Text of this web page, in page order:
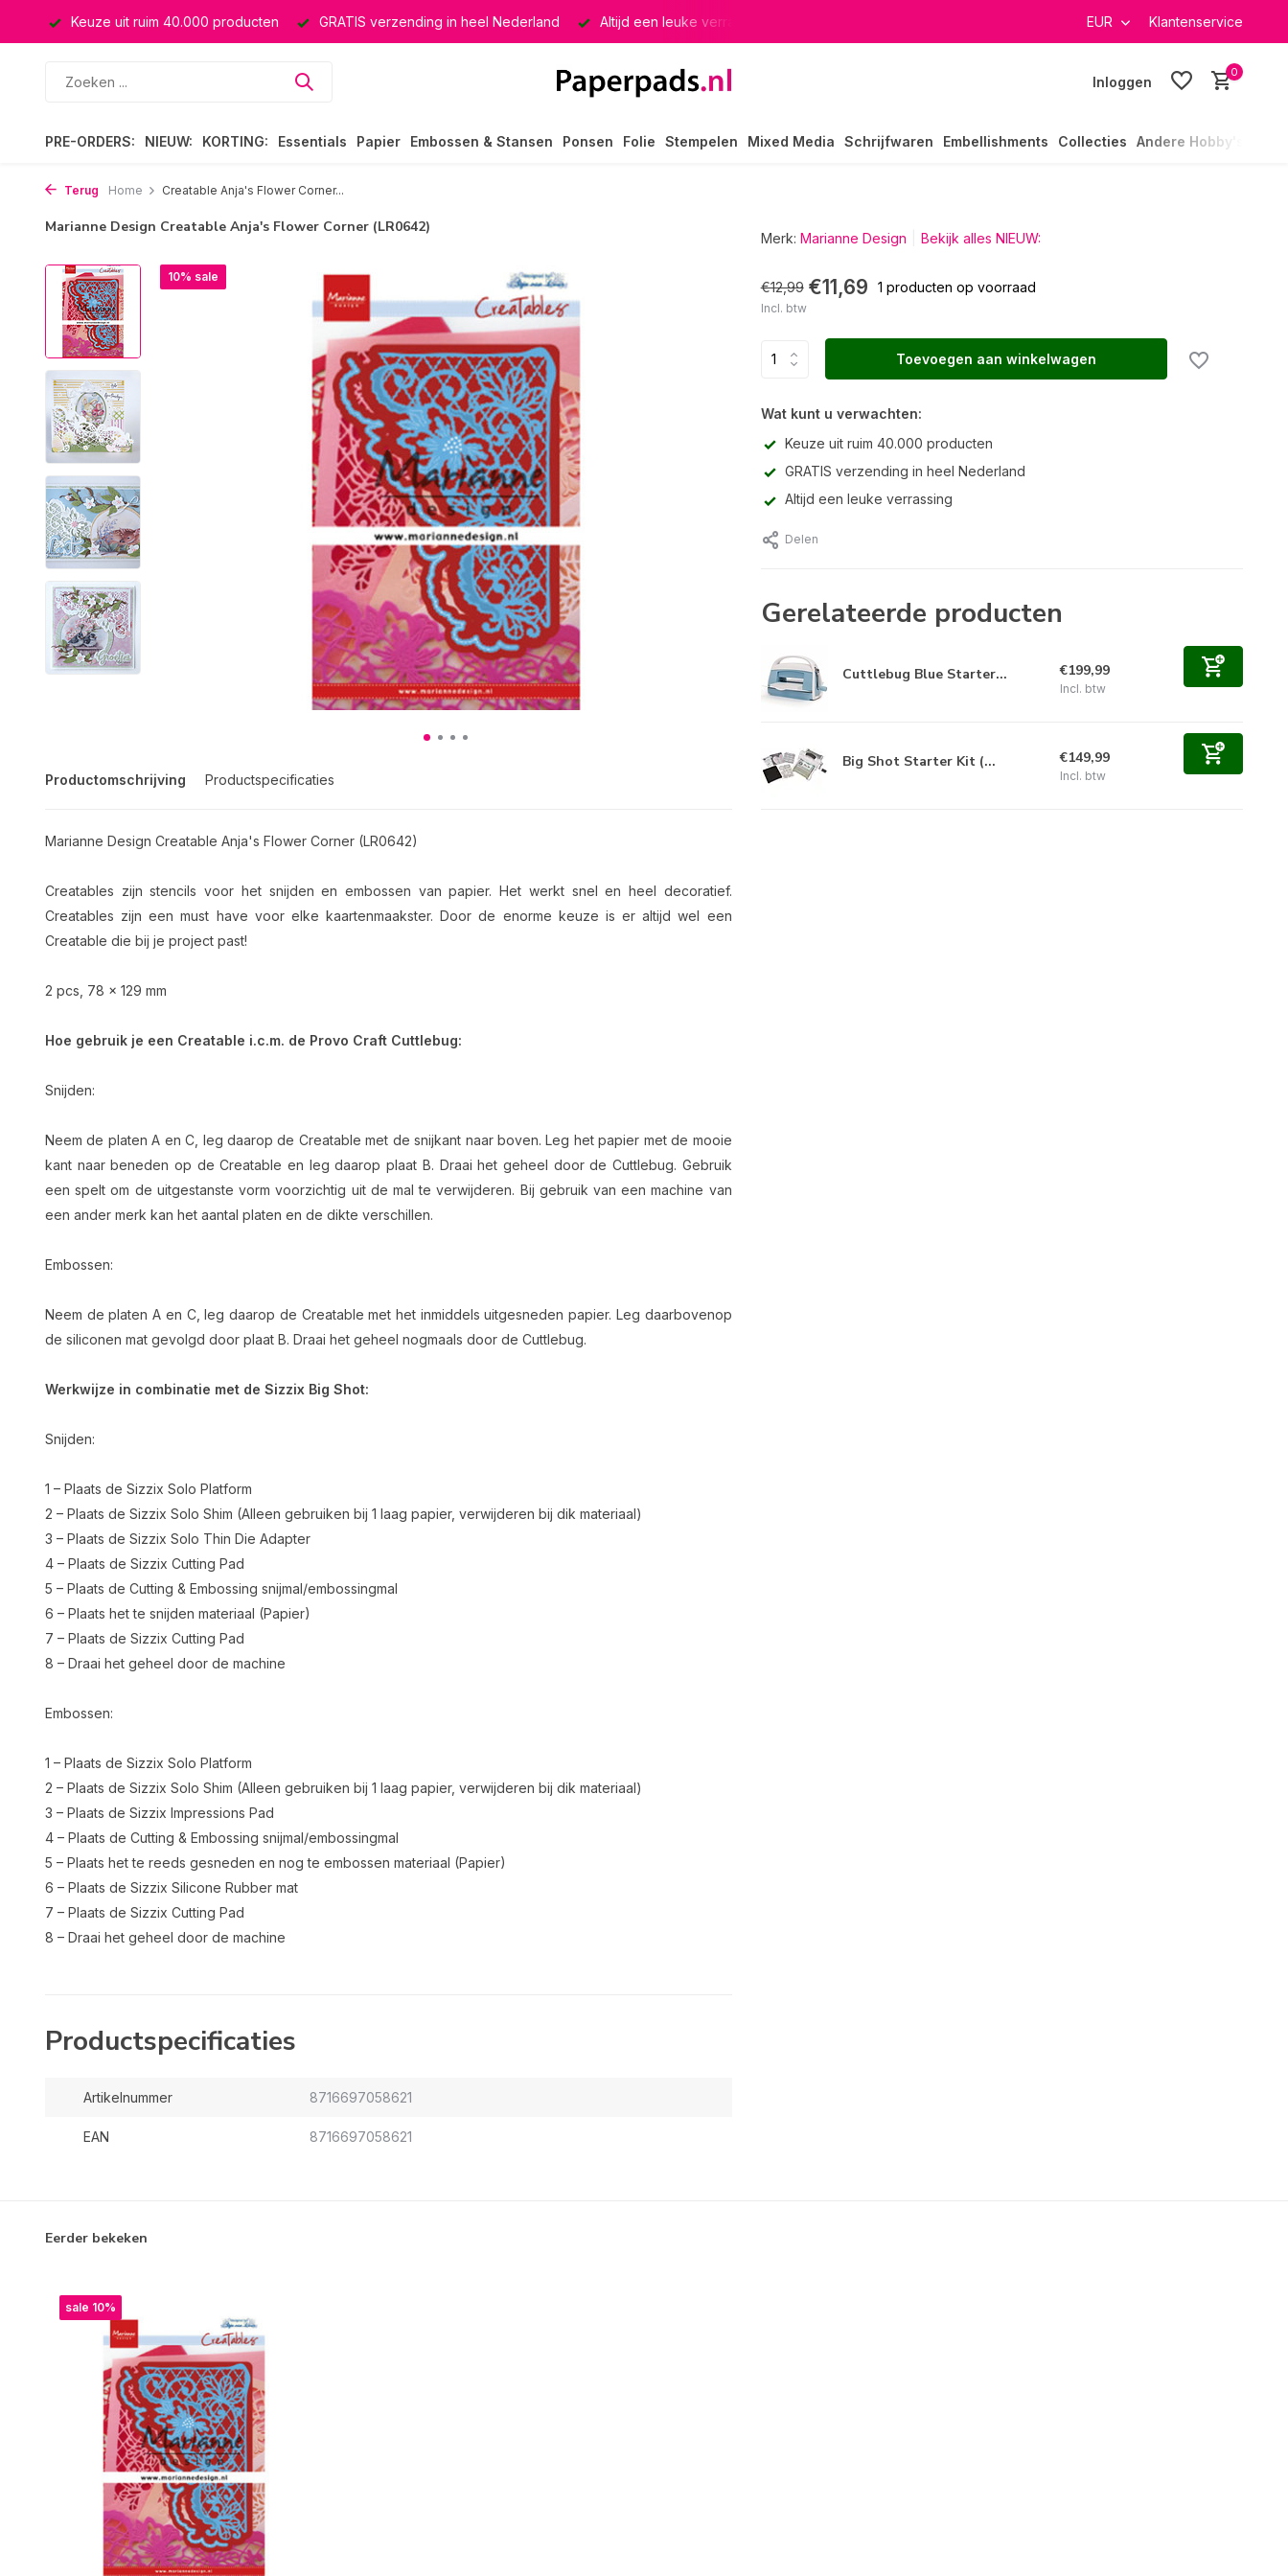
Keuze uit ruim 40.000 producten GRATIS verzending in heel Nederland Altijd een leuke verrassing GRATIS verzending in heel
EUR Klantenservice
Inloggen
0
PRE-ORDERS: NIEUW: KORTING: Essentials Papier Embossen & Stansen Ponsen Folie Stempelen Mixed Media Schrijfwaren Embellishments Collecties Andere Hobby's
Terug Home Creatable Anja's Flower Corner...
Marianne Design Creatable Anja's Flower Corner (LR0642)
10% sale
Productomschrijving Productspecificaties
Marianne Design Creatable Anja's Flower Corner (LR0642)
Creatables zijn stencils voor het snijden en embossen van papier. Het werkt snel en heel decoratief.
Creatables zijn een must have voor elke kaartenmaakster. Door de enorme keuze is er altijd wel een
Creatable die bij je project past!
2 pcs, 78 x 129 mm
Hoe gebruik je een Creatable i.c.m. de Provo Craft Cuttlebug:
Snijden:
Neem de platen A en C, leg daarop de Creatable met de snijkant naar boven. Leg het papier met de mooie
kant naar beneden op de Creatable en leg daarop plaat B. Draai het geheel door de Cuttlebug. Gebruik
een spelt om de uitgestanste vorm voorzichtig uit de mal te verwijderen. Bij gebruik van een machine van
een ander merk kan het aantal platen en de dikte verschillen.
Embossen:
Neem de platen A en C, leg daarop de Creatable met het inmiddels uitgesneden papier. Leg daarbovenop
de siliconen mat gevolgd door plaat B. Draai het geheel nogmaals door de Cuttlebug.
Werkwijze in combinatie met de Sizzix Big Shot:
Snijden:
1 – Plaats de Sizzix Solo Platform
2 – Plaats de Sizzix Solo Shim (Alleen gebruiken bij 1 laag papier, verwijderen bij dik materiaal)
3 – Plaats de Sizzix Solo Thin Die Adapter
4 – Plaats de Sizzix Cutting Pad
5 – Plaats de Cutting & Embossing snijmal/embossingmal
6 – Plaats het te snijden materiaal (Papier)
7 – Plaats de Sizzix Cutting Pad
8 – Draai het geheel door de machine
Embossen:
1 – Plaats de Sizzix Solo Platform
2 – Plaats de Sizzix Solo Shim (Alleen gebruiken bij 1 laag papier, verwijderen bij dik materiaal)
3 – Plaats de Sizzix Impressions Pad
4 – Plaats de Cutting & Embossing snijmal/embossingmal
5 – Plaats het te reeds gesneden en nog te embossen materiaal (Papier)
6 – Plaats de Sizzix Silicone Rubber mat
7 – Plaats de Sizzix Cutting Pad
8 – Draai het geheel door de machine
Productspecificaties
Artikelnummer 8716697058621
EAN 8716697058621
Merk: Marianne Design Bekijk alles NIEUW:
€12,99 €11,69 1 producten op voorraad
Incl. btw
Toevoegen aan winkelwagen
Wat kunt u verwachten:
Keuze uit ruim 40.000 producten
GRATIS verzending in heel Nederland
Altijd een leuke verrassing
Delen
Gerelateerde producten
Cuttlebug Blue Starter... €199,99
Incl. btw
Big Shot Starter Kit (... €149,99
Incl. btw
Eerder bekeken
sale 10%